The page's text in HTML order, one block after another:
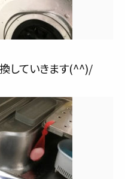
していきます(^^)/